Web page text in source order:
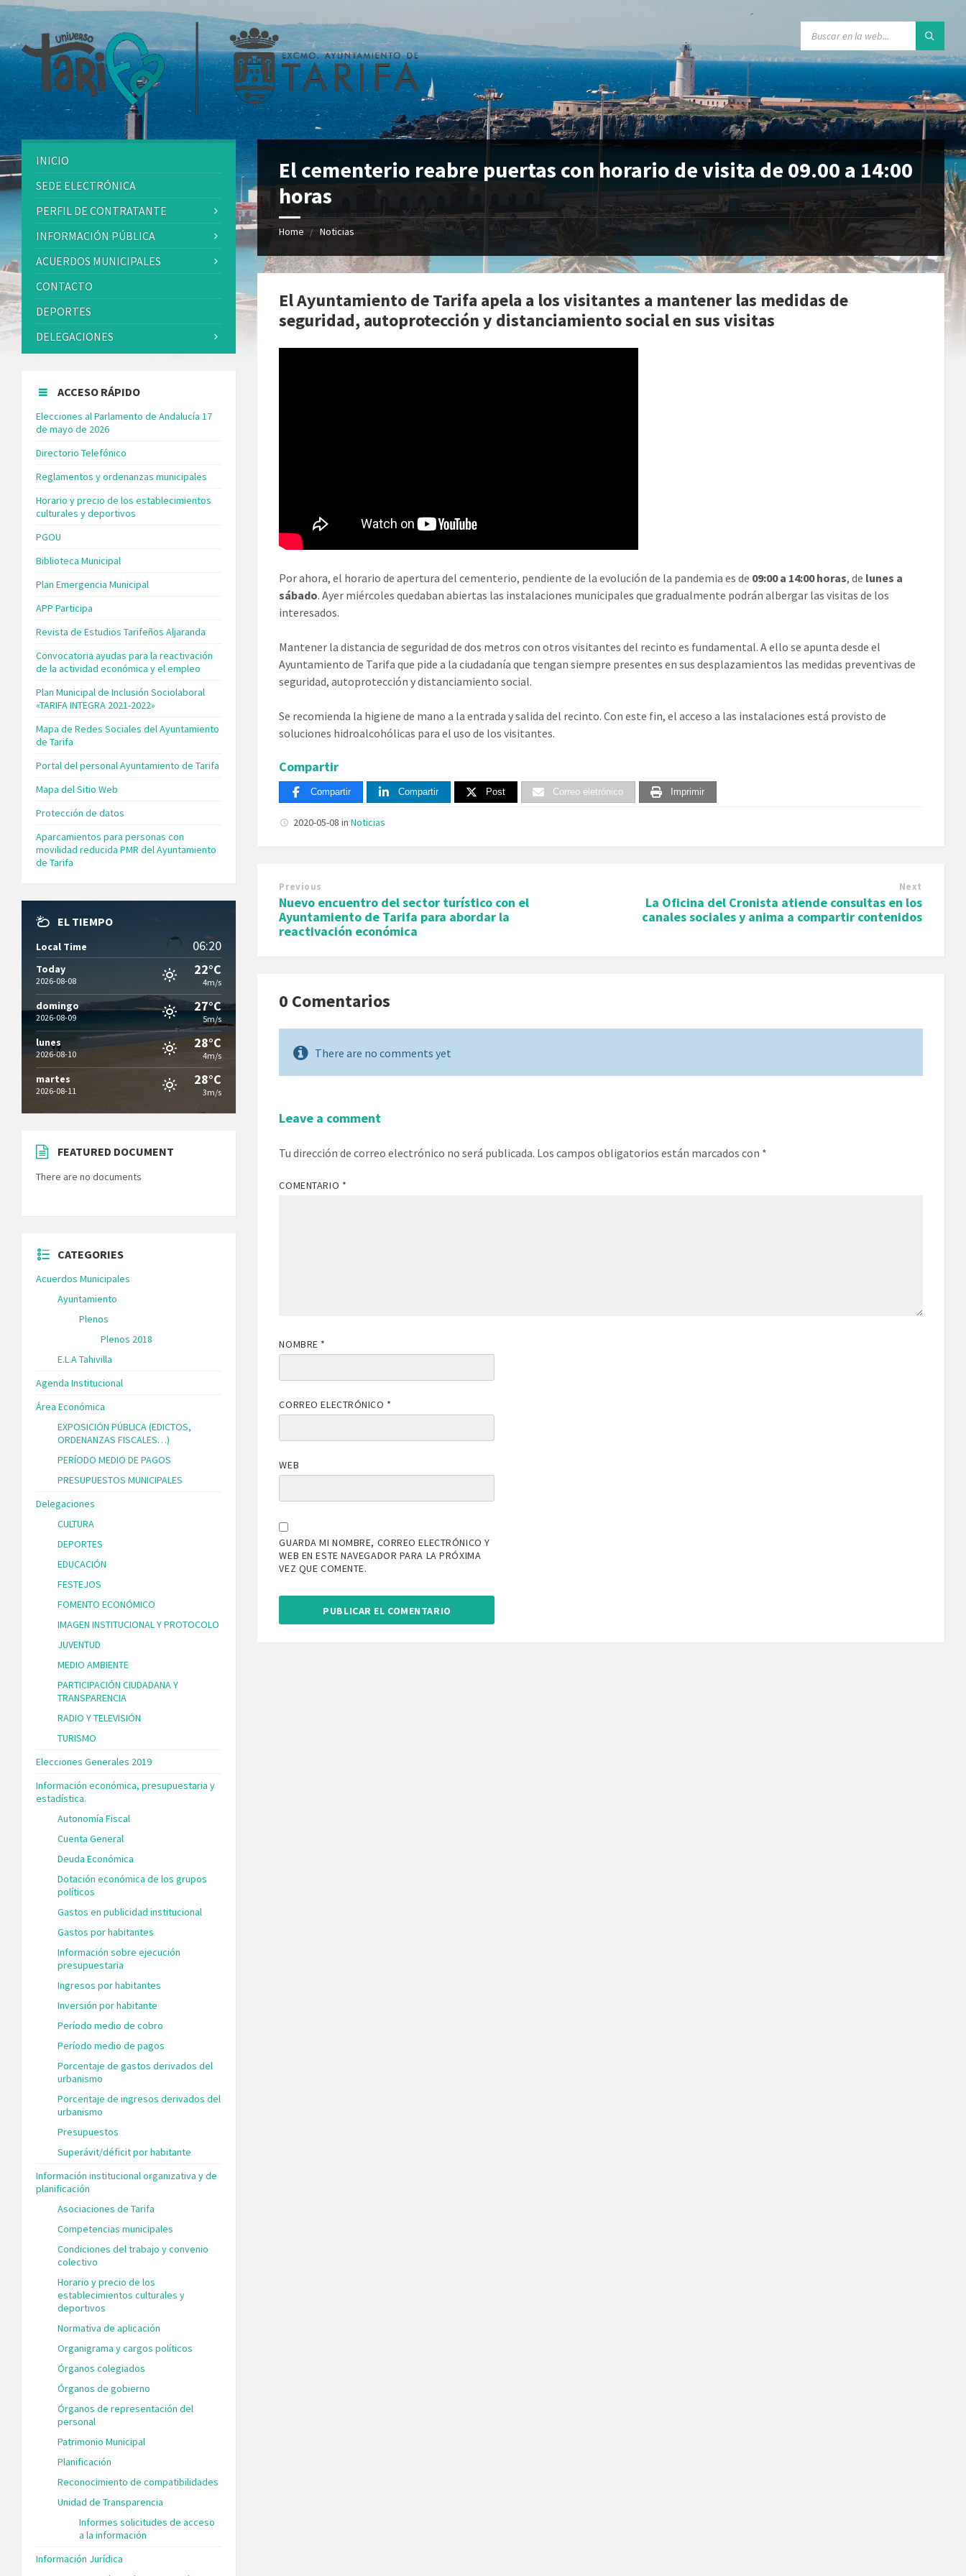
El cementerio reabre puertas con horario de visita de 09.00 a 14:00
horas
Home Noticias
El Ayuntamiento de Tarifa apela a los visitantes a mantener las medidas de
seguridad, autoprotección y distanciamiento social en sus visitas
Por ahora, el horario de apertura del cementerio, pendiente de la evolución de la pandemia es de 09:00 a 14:00 horas, de lunes a
sábado. Ayer miércoles quedaban abiertas las instalaciones municipales que gradualmente podrán albergar las visitas de los
interesados.
Mantener la distancia de seguridad de dos metros con otros visitantes del recinto es fundamental. A ello se apunta desde el
Ayuntamiento de Tarifa que pide a la ciudadanía que tengan siempre presentes en sus desplazamientos las medidas preventivas de
seguridad, autoprotección y distanciamiento social.
Se recomienda la higiene de mano a la entrada y salida del recinto. Con este fin, el acceso a las instalaciones está provisto de
soluciones hidroalcohólicas para el uso de los visitantes.
Compartir
Compartir Compartir Post Correo eletrónico Imprimir
2020-05-08inNoticias
Previous
Nuevo encuentro del sector turístico con el
Ayuntamiento de Tarifa para abordar la
reactivación económica
Next
La Oficina del Cronista atiende consultas en los
canales sociales y anima a compartir contenidos
0 Comentarios
There are no comments yet
Leave a comment
Tu dirección de correo electrónico no será publicada. Los campos obligatorios están marcados con *
COMENTARIO *
NOMBRE *
CORREO ELECTRÓNICO *
WEB
GUARDA MI NOMBRE, CORREO ELECTRÓNICO Y
WEB EN ESTE NAVEGADOR PARA LA PRÓXIMA
VEZ QUE COMENTE.
INICIO
SEDE ELECTRÓNICA
PERFIL DE CONTRATANTE
INFORMACIÓN PÚBLICA
ACUERDOS MUNICIPALES
CONTACTO
DEPORTES
DELEGACIONES
ACCESO RÁPIDO
Elecciones al Parlamento de Andalucía 17
de mayo de 2026
Directorio Telefónico
Reglamentos y ordenanzas municipales
Horario y precio de los establecimientos
culturales y deportivos
PGOU
Biblioteca Municipal
Plan Emergencia Municipal
APP Participa
Revista de Estudios Tarifeños Aljaranda
Convocatoria ayudas para la reactivación
de la actividad económica y el empleo
Plan Municipal de Inclusión Sociolaboral
«TARIFA INTEGRA 2021-2022»
Mapa de Redes Sociales del Ayuntamiento
de Tarifa
Portal del personal Ayuntamiento de Tarifa
Mapa del Sitio Web
Protección de datos
Aparcamientos para personas con
movilidad reducida PMR del Ayuntamiento
de Tarifa
EL TIEMPO
Local Time 06:20
Today
2026-08-08
22°C
4m/s
domingo
2026-08-09
27°C
5m/s
lunes
2026-08-10
28°C
4m/s
martes
2026-08-11
28°C
3m/s
FEATURED DOCUMENT
There are no documents
CATEGORIES
Acuerdos Municipales
Ayuntamiento
Plenos
Plenos 2018
E.L.A Tahivilla
Agenda Institucional
Área Económica
EXPOSICIÓN PÚBLICA (EDICTOS,
ORDENANZAS FISCALES…)
PERÍODO MEDIO DE PAGOS
PRESUPUESTOS MUNICIPALES
Delegaciones
CULTURA
DEPORTES
EDUCACIÓN
FESTEJOS
FOMENTO ECONÓMICO
IMAGEN INSTITUCIONAL Y PROTOCOLO
JUVENTUD
MEDIO AMBIENTE
PARTICIPACIÓN CIUDADANA Y
TRANSPARENCIA
RADIO Y TELEVISIÓN
TURISMO
Elecciones Generales 2019
Información económica, presupuestaria y
estadística.
Autonomía Fiscal
Cuenta General
Deuda Económica
Dotación económica de los grupos
políticos
Gastos en publicidad institucional
Gastos por habitantes
Información sobre ejecución
presupuestaria
Ingresos por habitantes
Inversión por habitante
Período medio de cobro
Período medio de pagos
Porcentaje de gastos derivados del
urbanismo
Porcentaje de ingresos derivados del
urbanismo
Presupuestos
Superávit/déficit por habitante
Información institucional organizativa y de
planificación
Asociaciones de Tarifa
Competencias municipales
Condiciones del trabajo y convenio
colectivo
Horario y precio de los
establecimientos culturales y
deportivos
Normativa de aplicación
Organigrama y cargos políticos
Órganos colegiados
Órganos de gobierno
Órganos de representación del
personal
Patrimonio Municipal
Planificación
Reconocimiento de compatibilidades
Unidad de Transparencia
Informes solicitudes de acceso
a la información
Información Jurídica